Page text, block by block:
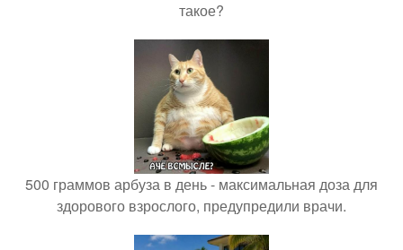
такое?
500 граммов арбуза в день - максимальная доза для
здорового взрослого, предупредили врачи.